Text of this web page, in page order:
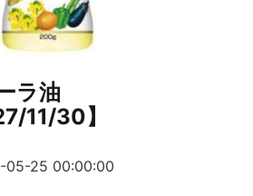
ラ油
11/30】
05-25 00:00:00